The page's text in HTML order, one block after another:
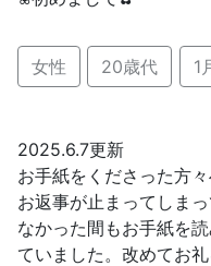
女性 20歳代 1
2025.6.7更新
お手紙をくださった方
お返事が止まってしま
なかった間もお手紙を
ていました。改めてお